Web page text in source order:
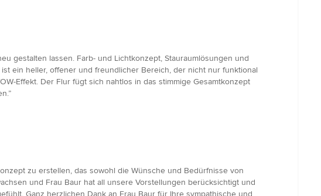
gestalten lassen. Farb- und Lichtkonzept, Stauraumlösungen und
ein heller, offener und freundlicher Bereich, der nicht nur funktional
Effekt. Der Flur fügt sich nahtlos in das stimmige Gesamtkonzept
zu erstellen, das sowohl die Wünsche und Bedürfnisse von
und Frau Baur hat all unsere Vorstellungen berücksichtigt und
Ganz herzlichen Dank an Frau Baur für Ihre sympathische und